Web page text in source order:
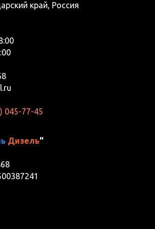
край, Россия
045-77-45
Дизель"